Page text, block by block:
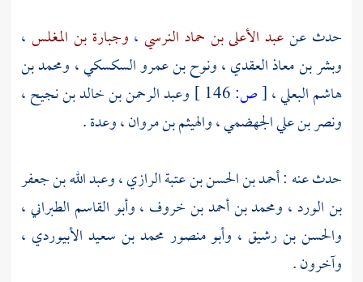
حدث عنعبد الأعلى بن حماد النرسي ، وجبارة بن المغلس ،
وبشر بن معاذ العقدي،ونوح بن عمرو السكسكي، ومحمد بن
هاشم البعلي،[ص: وعبد الرحمن بن خالد بن نجيح،
ونصر بن علي الجهضمي،والهيثم بن مروان، وعدة .
حدث عنه :أحمد بن الحسن بن عتبة الرازي،وعبد الله بن جعفر
بن الورد، ومحمد بن أحمد بن خروف ،وأبو القاسم الطبراني،
والحسن بن رشيق ، وأبو منصور محمد بن سعيد الأبيوردي ،
وآخرون .